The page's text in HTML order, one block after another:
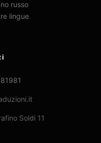
russo
lingue
Soldi 11